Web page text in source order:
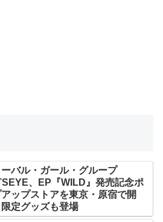
バル・ガール・グループ
、EP『WILD』発売記念ポ
アップストアを東京・原宿で開
定グッズも登場